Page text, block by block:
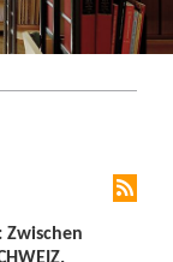
Zwischen